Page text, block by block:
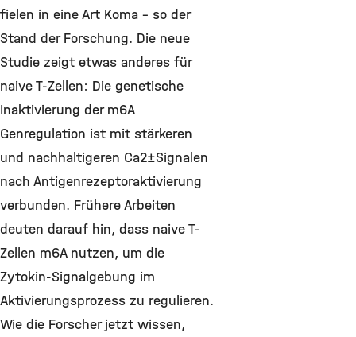
fielen in eine Art Koma – so der
Stand der Forschung. Die neue
Studie zeigt etwas anderes für
naive T-Zellen: Die genetische
Inaktivierung der m6A
Genregulation ist mit stärkeren
und nachhaltigeren Ca2+-Signalen
nach Antigenrezeptoraktivierung
verbunden. Frühere Arbeiten
deuten darauf hin, dass naive T-
Zellen m6A nutzen, um die
Zytokin-Signalgebung im
Aktivierungsprozess zu regulieren.
Wie die Forscher jetzt wissen,